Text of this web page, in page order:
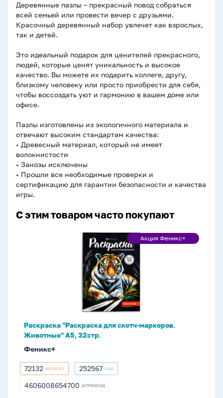
Деревянные пазлы – прекрасный повод собраться
всей семьей или провести вечер с друзьями.
Красочный деревянный набор увлечет как взрослых,
так и детей.
Это идеальный подарок для ценителей прекрасного,
людей, которые ценят уникальность и высокое
качество. Вы можете их подарить коллеге, другу,
близкому человеку или просто приобрести для себя,
чтобы воссоздать уют и гармонию в вашем доме или
офисе.
Пазлы изготовлены из экологичного материала и
отвечают высоким стандартам качества:
• Древесный материал, который не имеет
волокнистости
• Занозы исключены
• Прошли все необходимые проверки и
сертификацию для гарантии безопасности и качества
игры.
С этим товаром часто покупают
Акция
Акция Феникс+
Раскраска "Раскраска для скетч-маркеров.
Животные" А5, 32стр.
Феникс+
72132
72132 АРТИКУЛ 252567
252567 КОД
4606008654700
4606008654700 ШТРИХКОД